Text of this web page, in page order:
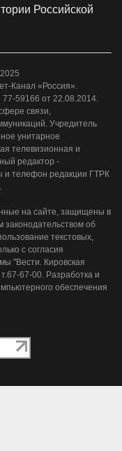
Российской
Канал «Россия».
59166 от 22.08.2014.
связи,
Учредитель
унитарное
телевизионная и
редактор -
и телефон редакции ГТРК
на сайте, защищены в
законодательством об
текстовых,
с согласия
"Вести. Кировская
67-00. Разработка и
обеспечения